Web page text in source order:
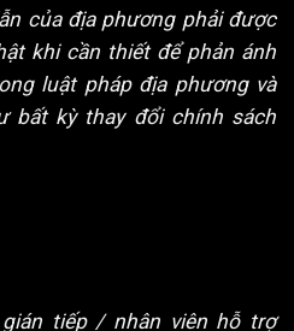
của địa phương phải được
khi cần thiết để phản ánh
luật pháp địa phương và
bất kỳ thay đổi chính sách
tiếp / nhân viên hỗ trợ